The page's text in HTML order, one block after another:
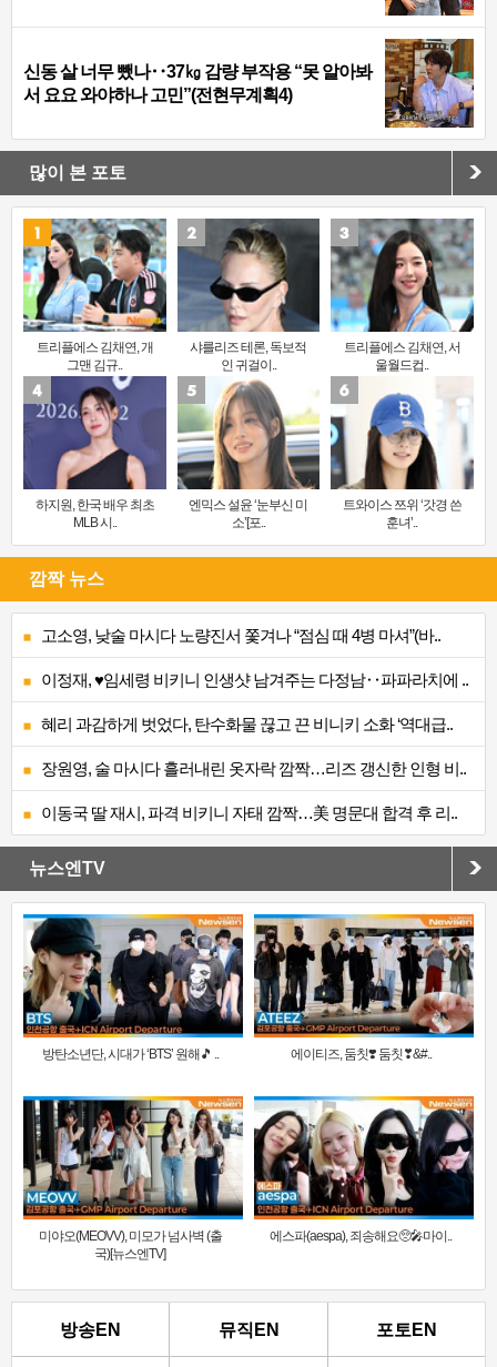
신동 살 너무 뺐나‥37㎏ 감량 부작용 “못 알아봐
서 요요 와야하나 고민”(전현무계획4)
많이 본 포토
트리플에스 김채연, 개
그맨 김규..
샤를리즈 테론, 독보적
인 귀걸이..
트리플에스 김채연, 서
울월드컵..
하지원, 한국 배우 최초
MLB 시..
엔믹스 설윤 ‘눈부신 미
소’[포..
트와이스 쯔위 ‘갓경 쓴
훈녀’..
깜짝 뉴스
고소영, 낮술 마시다 노량진서 쫓겨나 “점심 때 4병 마셔”(바..
이정재, ♥임세령 비키니 인생샷 남겨주는 다정남‥파파라치에 ..
혜리 과감하게 벗었다, 탄수화물 끊고 끈 비니키 소화 ‘역대급..
장원영, 술 마시다 흘러내린 옷자락 깜짝…리즈 갱신한 인형 비..
이동국 딸 재시, 파격 비키니 자태 깜짝…美 명문대 합격 후 리..
뉴스엔TV
방탄소년단, 시대가 ‘BTS’ 원해🎵 .. 에이티즈, 둠칫❣️ 둠칫❣&#..
미야오(MEOVV), 미모가 넘사벽 (출
국)[뉴스엔TV]
에스파(aespa), 죄송해요🥺🎤마이..
방송EN 뮤직EN 포토EN